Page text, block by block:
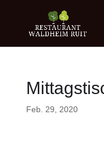
Feb. 29, 2020